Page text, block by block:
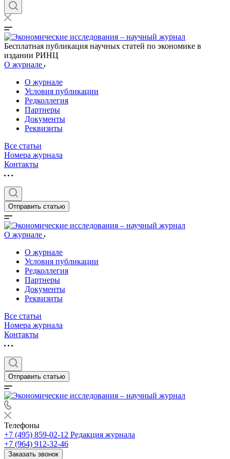
Бесплатная публикация научных статей по экономике в
издании РИНЦ
О журнале
О журнале
Условия публикации
Редколлегия
Партнеры
Документы
Реквизиты
Все статьи
Номера журнала
Контакты
Отправить статью
О журнале
О журнале
Условия публикации
Редколлегия
Партнеры
Документы
Реквизиты
Все статьи
Номера журнала
Контакты
Отправить статью
Телефоны
+7 (495) 859-02-12 Редакция журнала
+7 (964) 912-32-46
Заказать звонок